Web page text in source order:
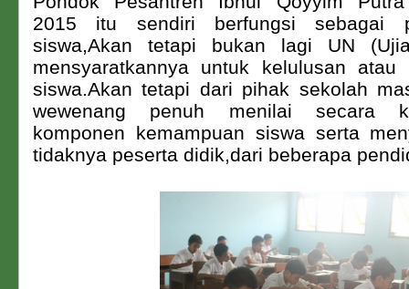
2015 itu sendiri berfungsi sebagai
siswa,Akan tetapi bukan lagi UN
mensyaratkannya untuk kelulusan atau
siswa.Akan tetapi dari pihak sekolah
wewenang penuh menilai secara
komponen kemampuan siswa serta
tidaknya peserta didik,dari beberapa